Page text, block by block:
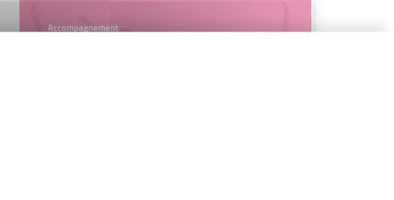
Accompagnement